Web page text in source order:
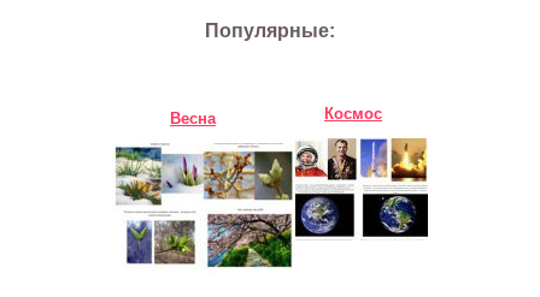
Популярные:
Весна Космос